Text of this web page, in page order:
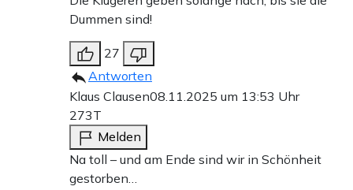
Dummen sind!
27
Antworten
Klaus Clausen08.11.2025 um 13:53 Uhr
273T
Melden
Na toll – und am Ende sind wir in Schönheit
gestorben…